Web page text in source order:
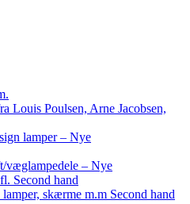
Louis Poulsen, Arne Jacobsen,
lamper – Nye
væglampedele – Nye
Second hand
skærme m.m Second hand